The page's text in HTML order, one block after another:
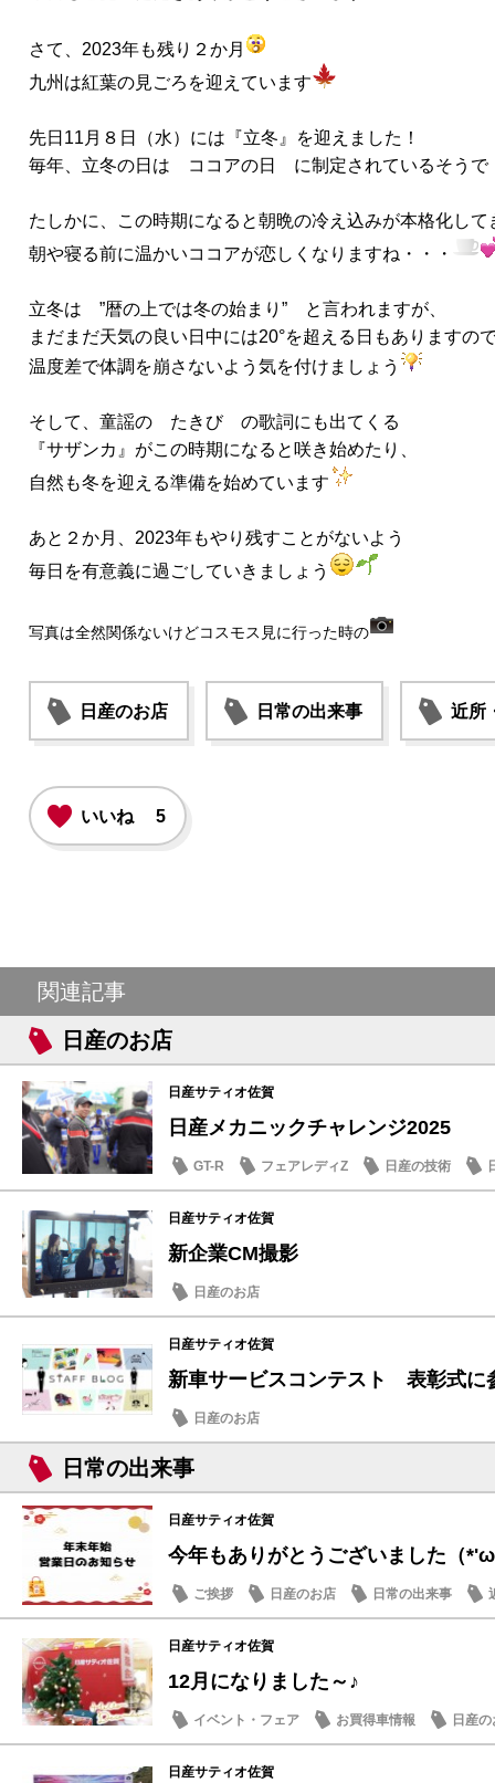
さて、2023年も残り２か月
九州は紅葉の見ごろを迎えています
先日11月８日（水）には『立冬』を迎えました！
毎年、立冬の日は ココアの日 に制定されているそうで
たしかに、この時期になると朝晩の冷え込みが本格化して
朝や寝る前に温かいココアが恋しくなりますね・・・
立冬は ”暦の上では冬の始まり” と言われますが、
まだまだ天気の良い日中には20°を超える日もありますの
温度差で体調を崩さないよう気を付けましょう
そして、童謡の たきび の歌詞にも出てくる
『サザンカ』がこの時期になると咲き始めたり、
自然も冬を迎える準備を始めています
あと２か月、2023年もやり残すことがないよう
毎日を有意義に過ごしていきましょう
写真は全然関係ないけどコスモス見に行った時の
日産のお店 日常の出来事 近所
いいね 5
関連記事
日産のお店
日産サティオ佐賀
日産メカニックチャレンジ2025
GT-R フェアレディZ 日産の技術
日産サティオ佐賀
新企業CM撮影
日産のお店
日産サティオ佐賀
新車サービスコンテスト 表彰式に
日産のお店
日常の出来事
日産サティオ佐賀
今年もありがとうございました（
ご挨拶 日産のお店 日常の出来事
日産サティオ佐賀
12月になりました～♪
イベント・フェア お買得車情報 日産
日産サティオ佐賀